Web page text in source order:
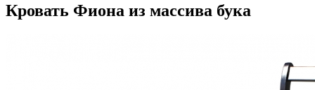
Кровать Фиона из массива бука